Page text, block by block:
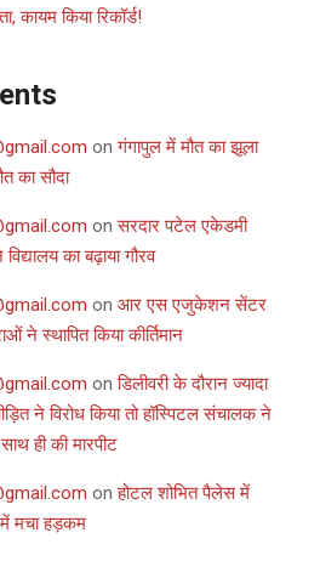
कायम किया रिकॉर्ड!
onगंगापुल में मौत का झूला
का सौदा
onसरदार पटेल एकेडमी
का बढ़ाया गौरव
on आर एस एजुकेशन सेंटर
स्थापित किया कीर्तिमान
onडिलीवरी के दौरान ज्यादा
ने विरोध किया तो हॉस्पिटल संचालक ने
ही की मारपीट
onहोटल शोभित पैलेस में
में मचा हड़कम